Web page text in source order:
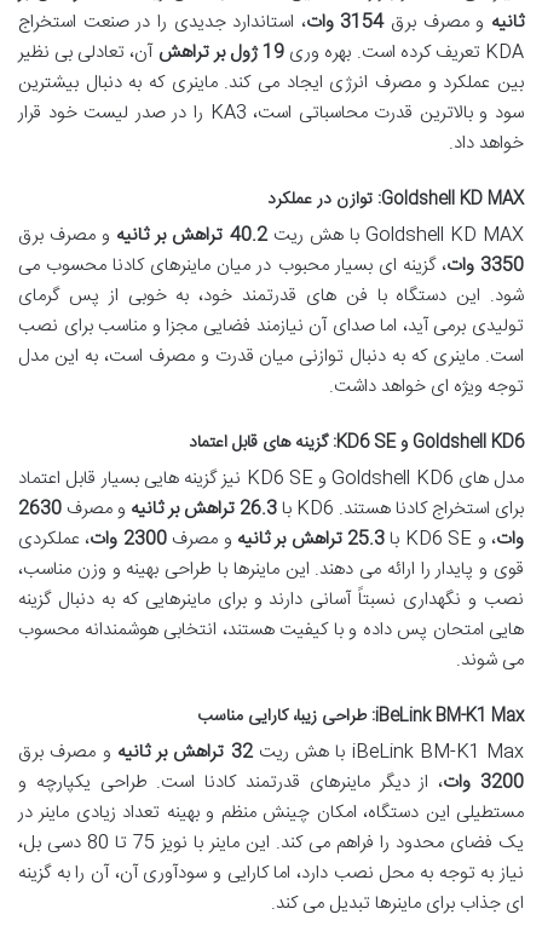
ثانیه و مصرف برق3154 وات
، استاندارد جدیدی را در صنعت استخراج
KDA تعریف کرده است. بهره وری
19 ژول بر تراهش
آن، تعادلی بی نظیر
بین عملکرد و مصرف انرژی ایجاد می کند. ماینری که به دنبال بیشترین
سود و بالاترین قدرت محاسباتی است، KA3 را در صدر لیست خود قرار
خواهد داد.
Goldshell KD MAX: توازن در عملکرد
Goldshell KD MAX با هش ریت 40.2 تراهش بر ثانیه
و مصرف برق
3350 وات
، گزینه ای بسیار محبوب در میان ماینرهای کادنا محسوب می
شود. این دستگاه با فن های قدرتمند خود، به خوبی از پس گرمای
تولیدی برمی آید، اما صدای آن نیازمند فضایی مجزا و مناسب برای نصب
است. ماینری که به دنبال توازنی میان قدرت و مصرف است، به این مدل
توجه ویژه ای خواهد داشت.
Goldshell KD6 و KD6 SE: گزینه های قابل اعتماد
مدل های Goldshell KD6 و KD6 SE نیز گزینه هایی بسیار قابل اعتماد
برای استخراج کادنا هستند. KD6 با
26.3 تراهش بر ثانیه و مصرف 2630
وات، و KD6 SE با 25.3 تراهش بر ثانیه و مصرف2300 وات
، عملکردی
قوی و پایدار را ارائه می دهند. این ماینرها با طراحی بهینه و وزن مناسب،
نصب و نگهداری نسبتاً آسانی دارند و برای ماینرهایی که به دنبال گزینه
هایی امتحان پس داده و با کیفیت هستند، انتخابی هوشمندانه محسوب
می شوند.
iBeLink BM-K1 Max: طراحی زیبا، کارایی مناسب
iBeLink BM-K1 Max با هش ریت 32 تراهش بر ثانیه
و مصرف برق
3200 وات
، از دیگر ماینرهای قدرتمند کادنا است. طراحی یکپارچه و
مستطیلی این دستگاه، امکان چینش منظم و بهینه تعداد زیادی ماینر در
یک فضای محدود را فراهم می کند. این ماینر با نویز 75 تا 80 دسی بل،
نیاز به توجه به محل نصب دارد، اما کارایی و سودآوری آن، آن را به گزینه
ای جذاب برای ماینرها تبدیل می کند.